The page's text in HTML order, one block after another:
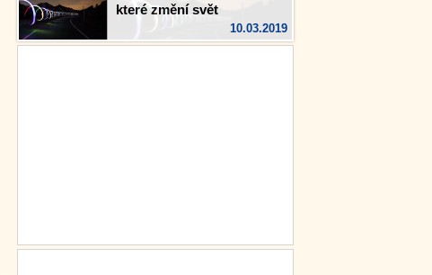
které změní svět
10.03.2019